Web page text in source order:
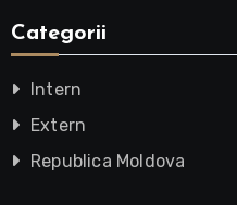
Categorii
Intern
Extern
Republica Moldova